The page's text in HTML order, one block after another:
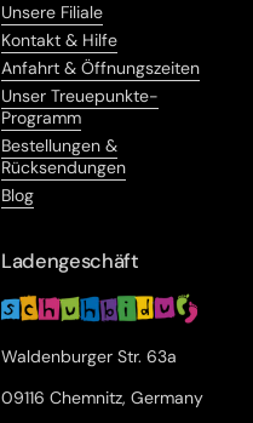
Unsere Filiale
Kontakt & Hilfe
Anfahrt & Öffnungszeiten
Unser Treuepunkte-
Programm
Bestellungen &
Rücksendungen
Blog
Ladengeschäft
Waldenburger Str. 63a
09116 Chemnitz, Germany